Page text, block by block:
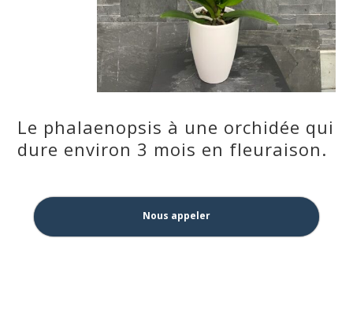
Le phalaenopsis à une orchidée qui
dure environ 3 mois en fleuraison.
Nous appeler